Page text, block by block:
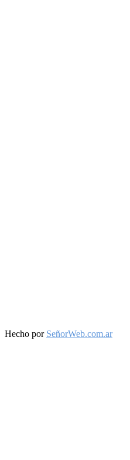
Facebook
Twitter
Instagram
Youtube
Hecho por SeñorWeb.com.ar